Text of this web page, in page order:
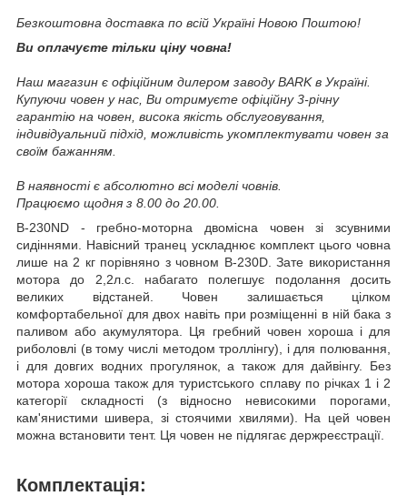
Безкоштовна доставка по всій Україні Новою Поштою!
Ви оплачуєте тільки ціну човна!
Наш магазин є офіційним дилером заводу BARK в Україні.
Купуючи човен у нас, Ви отримуєте офіційну 3-річну
гарантію на човен, висока якість обслуговування,
індивідуальний підхід, можливість укомплектувати човен за
своїм бажанням.
В наявності є абсолютно всі моделі човнів.
Працюємо щодня з 8.00 до 20.00.
B-230ND - гребно-моторна двомісна човен зі зсувними
сидіннями. Навісний транец ускладнює комплект цього човна
лише на 2 кг порівняно з човном B-230D. Зате використання
мотора до 2,2л.с. набагато полегшує подолання досить
великих відстаней. Човен залишається цілком
комфортабельної для двох навіть при розміщенні в ній бака з
паливом або акумулятора. Ця гребний човен хороша і для
риболовлі (в тому числі методом троллінгу), і для полювання,
і для довгих водних прогулянок, а також для дайвінгу. Без
мотора хороша також для туристського сплаву по річках 1 і 2
категорії складності (з відносно невисокими порогами,
кам'янистими шивера, зі стоячими хвилями). На цей човен
можна встановити тент. Ця човен не підлягає держреєстрації.
Комплектація: